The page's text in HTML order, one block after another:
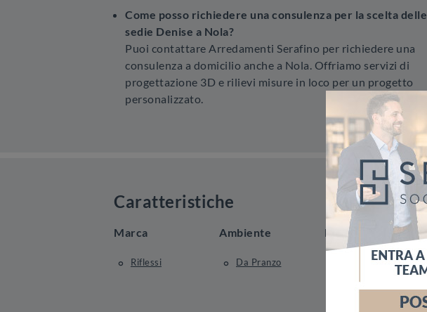
Come posso richiedere una consulenza per la scelta delle
sedie Denise a Nola?
Puoi contattare Arredamenti Serafino per richiedere una
consulenza a domicilio anche a Nola. Offriamo servizi di
progettazione 3D e rilievi misure in loco per un progetto
personalizzato.
Caratteristiche
Marca
Riflessi
Ambiente
Da Pranzo
Materiale
In Pelle